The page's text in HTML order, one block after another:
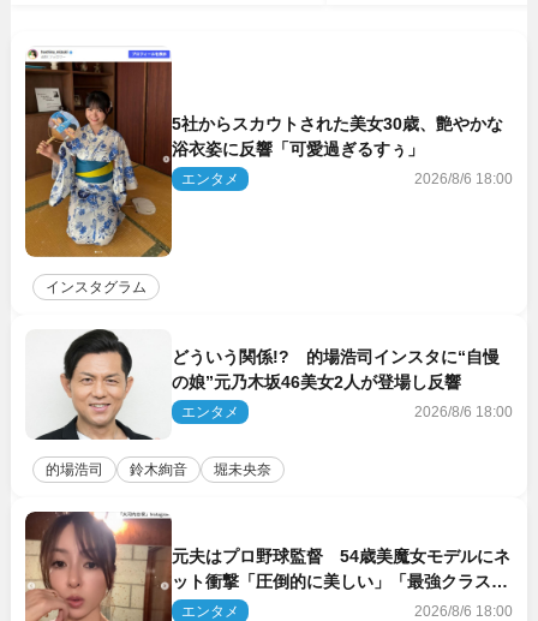
5社からスカウトされた美女30歳、艶やかな
浴衣姿に反響「可愛過ぎるすぅ」
エンタメ 2026/8/6 18:00
インスタグラム
どういう関係!? 的場浩司インスタに“自慢
の娘”元乃木坂46美女2人が登場し反響
エンタメ 2026/8/6 18:00
的場浩司 鈴木絢音 堀未央奈
元夫はプロ野球監督 54歳美魔女モデルにネ
ット衝撃「圧倒的に美しい」「最強クラス」
「うっとり」
エンタメ 2026/8/6 18:00